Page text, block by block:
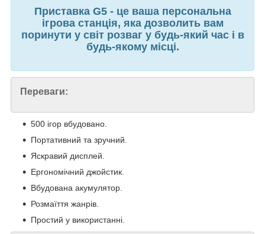
Приставка G5 - це ваша персональна
ігрова станція, яка дозволить вам
поринути у світ розваг у будь-який час і в
будь-якому місці.
Переваги:
500 ігор вбудовано.
Портативний та зручний.
Яскравий дисплей.
Ергономічний джойстик.
Вбудована акумулятор.
Розмаїття жанрів.
Простий у використанні.